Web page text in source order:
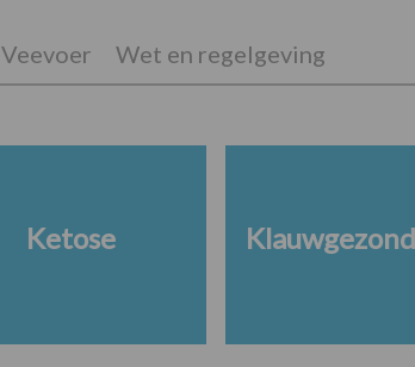
Veevoer Wet en regelgeving
Ketose